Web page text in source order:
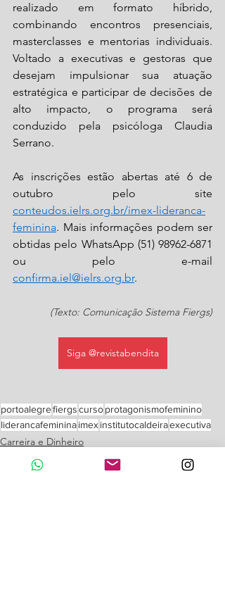
realizado em formato híbrido,
combinando encontros presenciais,
masterclasses e mentorias individuais.
Voltado a executivas e gestoras que
desejam impulsionar sua atuação
estratégica e participar de decisões de
alto impacto, o programa será
conduzido pela psicóloga Claudia
Serrano.
As inscrições estão abertas até 6 de
conteudos.ielrs.org.br/imex-lideranca-
feminina. Mais informações podem ser
obtidas pelo WhatsApp (51) 98962-6871
confirma.iel@ielrs.org.br.
(Texto: Comunicação Sistema Fiergs)
Siga @revistabendita
portoalegrefiergscursoprotagonismofeminino
liderancafemininaimexinstitutocaldeiraexecutiva
Carreira e Dinheiro